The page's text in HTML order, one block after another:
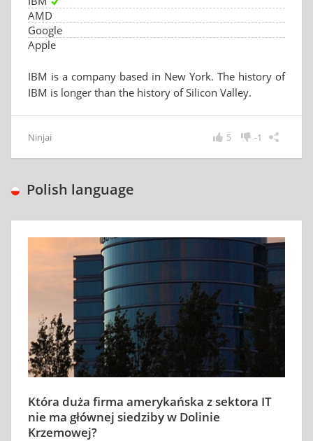
AMD
Google
Apple
IBM is a company based in New York. The history of
IBM is longer than the history of Silicon Valley.
Ninjai -1
5
Polish language
Która duża firma amerykańska z sektora IT
nie ma głównej siedziby w Dolinie
Krzemowej?